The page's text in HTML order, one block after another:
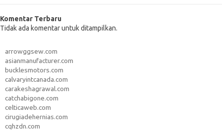
Komentar Terbaru
Tidak ada komentar untuk ditampilkan.
arrowggsew.com
asianmanufacturer.com
bucklesmotors.com
calvaryintcanada.com
carakeshagrawal.com
catchabigone.com
celticaweb.com
cirugiadehernias.com
cqhzdn.com